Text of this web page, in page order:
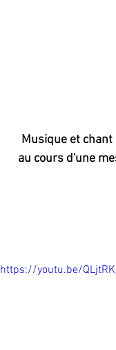
Musique et
au cours d'une
https://youtu.be/